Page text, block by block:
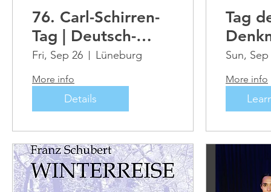
76. Carl-Schirren-
Tag | Deutsch-
Baltische
Kulturtage
Fri, Sep 26 Lüneburg
More info
Details
Tag
Sun, Sep
More info